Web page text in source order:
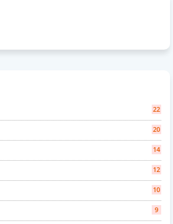
22
20
14
12
10
9